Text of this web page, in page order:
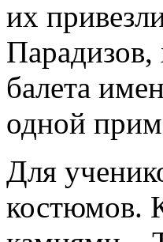
их
балета
одной
Для
костюмов.